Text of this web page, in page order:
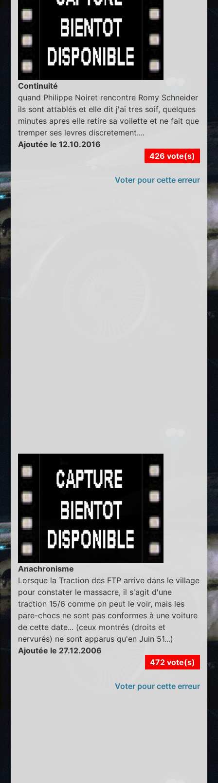
Continuité
quand Philippe Noiret rencontre Romy Schneider
ils sont attablés et elle dit j'ai tres soif, quelques
minutes apres elle retire sa voilette et ne fait que
tremper ses levres discretement....
Ajoutée le 12.10.2016
426 vote(s)
Voter pour cette erreur
Anachronisme
Lorsque la Traction des FTP arrive dans le village
pour constater le massacre, il s'agit d'une
traction 15/6 comme on peut le voir, mais les
pare-chocs ne sont pas conformes à une voiture
de cette date... (ceux montrés (droits et
nervurés) ne sont apparus qu'en Juin 51...)
Ajoutée le 27.12.2006
472 vote(s)
Voter pour cette erreur